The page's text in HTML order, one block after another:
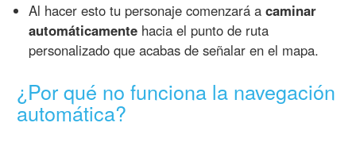
Al hacer esto tu personaje comenzará acaminar
automáticamente hacia el punto de ruta
personalizado que acabas de señalar en el mapa.
¿Por qué no funciona la navegación
automática?